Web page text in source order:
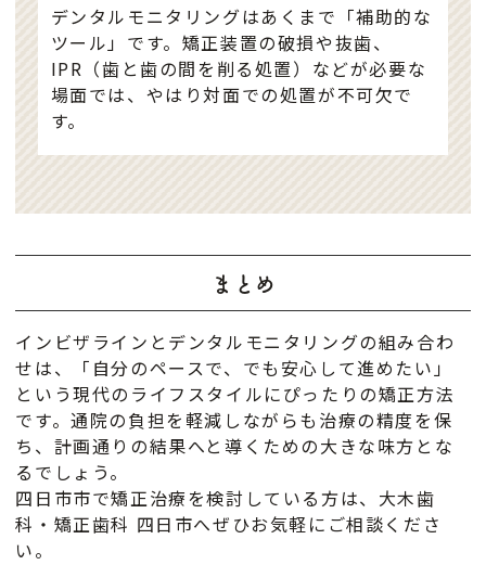
デンタルモニタリングはあくまで「補助的な
ツール」です。矯正装置の破損や抜歯、
IPR（歯と歯の間を削る処置）などが必要な
場面では、やはり対面での処置が不可欠で
す。
まとめ
インビザラインとデンタルモニタリングの組み合わ
せは、「自分のペースで、でも安心して進めたい」
という現代のライフスタイルにぴったりの矯正方法
です。通院の負担を軽減しながらも治療の精度を保
ち、計画通りの結果へと導くための大きな味方とな
るでしょう。
四日市市で矯正治療を検討している方は、大木歯
科・矯正歯科 四日市へぜひお気軽にご相談くださ
い。